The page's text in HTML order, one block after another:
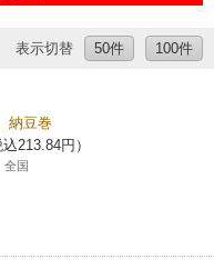
課題
表示切替 50件 100件
納豆巻
213.84円）
全国